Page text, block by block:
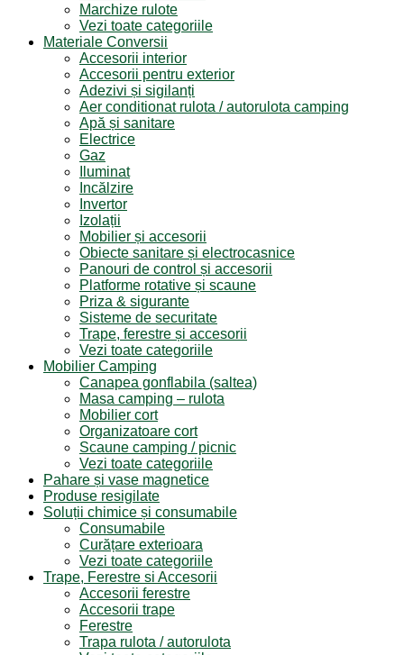
Marchize rulote
Vezi toate categoriile
Materiale Conversii
Accesorii interior
Accesorii pentru exterior
Adezivi și sigilanți
Aer conditionat rulota / autorulota camping
Apă și sanitare
Electrice
Gaz
Iluminat
Incălzire
Invertor
Izolații
Mobilier și accesorii
Obiecte sanitare și electrocasnice
Panouri de control și accesorii
Platforme rotative și scaune
Priza & sigurante
Sisteme de securitate
Trape, ferestre și accesorii
Vezi toate categoriile
Mobilier Camping
Canapea gonflabila (saltea)
Masa camping – rulota
Mobilier cort
Organizatoare cort
Scaune camping / picnic
Vezi toate categoriile
Pahare și vase magnetice
Produse resigilate
Soluții chimice și consumabile
Consumabile
Curățare exterioara
Vezi toate categoriile
Trape, Ferestre si Accesorii
Accesorii ferestre
Accesorii trape
Ferestre
Trapa rulota / autorulota